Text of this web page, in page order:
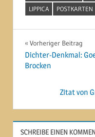
LIPPICA
POSTKARTEN
Vorheriger Beitrag
Dichter-Denkmal:
Brocken
Zitat von
SCHREIBE EINEN